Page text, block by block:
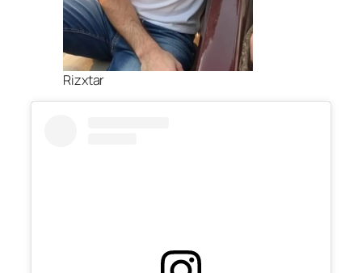
Rizxtar